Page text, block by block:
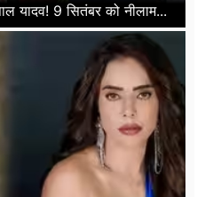
यादव! 9 सितंबर को नीलाम...